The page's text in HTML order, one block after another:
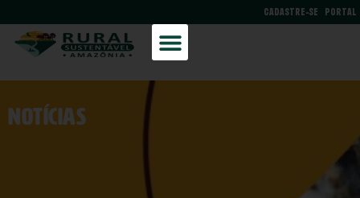
PORTAL
CADASTRE-SE
NOtícias